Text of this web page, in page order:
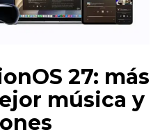
27: más
música y